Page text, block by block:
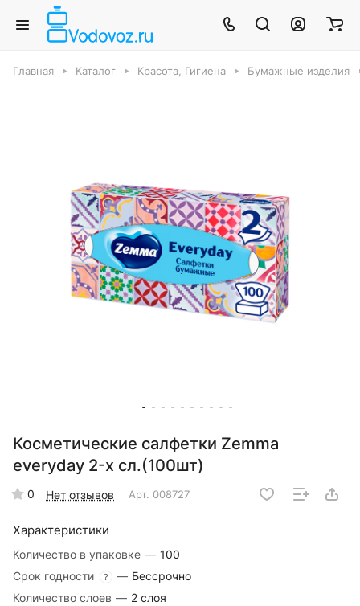
Главная Каталог Красота, Гигиена Бумажные изделия
Косметические салфетки Zemma
everyday 2-х сл.(100шт)
0 Нет отзывов Арт. 008727
Характеристики
Количество в упаковке — 100
Срок годности
? — Бессрочно
Количество слоев — 2 слоя